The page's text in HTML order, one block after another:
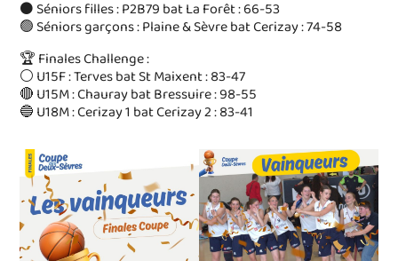
⚫️ Séniors filles : P2B79 bat La Forêt : 66-53
🟢 Séniors garçons : Plaine & Sèvre bat Cerizay : 74-58
🏆 Finales Challenge :
⚪️ U15F : Terves bat St Maixent : 83-47
🔴 U15M : Chauray bat Bressuire : 98-55
🔵 U18M : Cerizay 1 bat Cerizay 2 : 83-41